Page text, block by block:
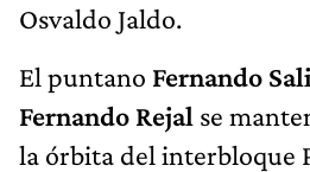
Osvaldo Jaldo.
El puntano Fernando
Fernando Rejal se
la órbita del interbloque